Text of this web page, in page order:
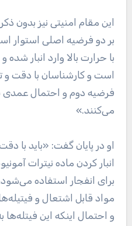
این مقام امنیتی نیز بدون
بر دو فرضیه اصلی استوار
با حرارت بالا وارد انبار
است و کارشناسان با دقت و
فرضیه دوم و احتمال عمدی
می‌کنند.»
او در پایان گفت: «باید با
برای انفجار استفاده
مواد قابل اشتعال و
و احتمال اینکه این